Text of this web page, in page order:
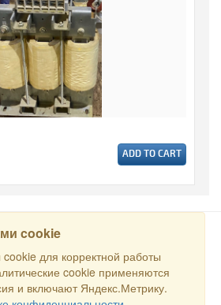
ADD TO CART
cookie
для корректной работы
cookie применяются
и включают Яндекс.Метрику.
CARI
undang-undang © 2016 Торговый Дом